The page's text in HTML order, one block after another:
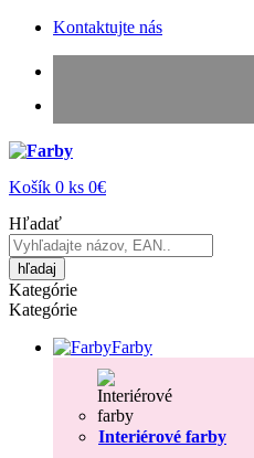
Kontaktujte nás
Košík 0 ks 0€
Hľadať
hľadaj
Kategórie
Kategórie
Farby
Interiérové farby